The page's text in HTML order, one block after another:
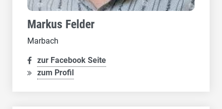
Markus Felder
Marbach
zur Facebook Seite
zum Profil